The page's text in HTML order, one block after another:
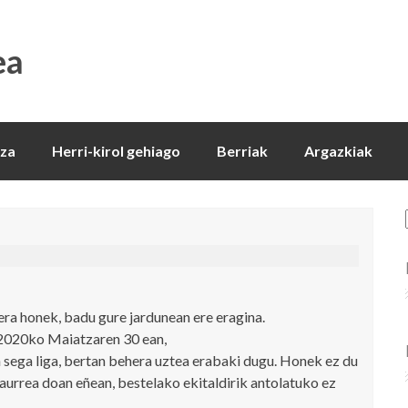
Herri-kirol gehiago Berriak Argazkiak
honek, badu gure jardunean ere eragina.
Maiatzaren 30 ean,
liga, bertan behera uztea erabaki dugu. Honek ez du
doan eñean, bestelako ekitaldirik antolatuko ez